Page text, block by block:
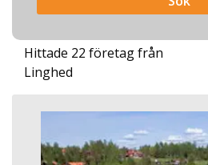
Hittade 22 företag från
Linghed